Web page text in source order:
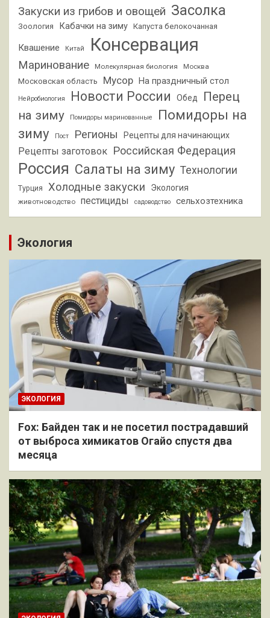
Закуски из грибов и овощей Засолка
Зоология Кабачки на зиму Капуста белокочанная
Квашение Китай Консервация
Маринование Молекулярная биология Москва
Московская область Мусор На праздничный стол
Нейробиология Новости России Обед
Перец
на зиму
Помидоры маринованные
Помидоры на
зиму
Пост Регионы Рецепты для начинающих
Рецепты заготовок Российская Федерация
Россия Салаты на зиму Технологии
Турция Холодные закуски Экология
животноводство пестициды садоводство сельхозтехника
Экология
ЭКОЛОГИЯ
Fox: Байден так и не посетил пострадавший
от выброса химикатов Огайо спустя два
месяца